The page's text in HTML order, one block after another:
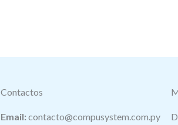
Contactos
Email: contacto@compusystem.com.py